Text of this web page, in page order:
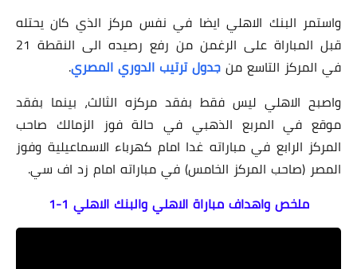
واستمر البنك الاهلي ايضا في نفس مركز الذي كان يحتله
قبل المباراة على الرغمن من رفع رصيده الى النقطة 21
في المركز التاسع من جدول ترتيب الدوري المصري.
واصبح الاهلي ليس فقط بفقد مركزه الثالث، بينما بفقد
موقع في المربع الذهبي في حالة فوز الزمالك صاحب
المركز الرابع في مباراته غدا امام كهرباء الاسماعيلية وفوز
المصر (صاحب المركز الخامس) في مباراته امام زد اف سي.
ملخص واهداف مباراة الاهلي والبنك الاهلي 1-1